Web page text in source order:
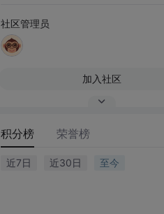
社区管理员
加入社区
积分榜 荣誉榜
近7日 近30日 至今